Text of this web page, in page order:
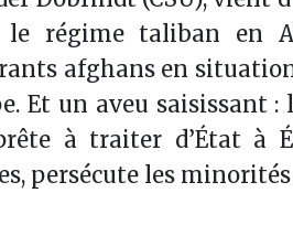
le régime taliban en
afghans en
Et un aveu saisissant
à traiter d’État
persécute les